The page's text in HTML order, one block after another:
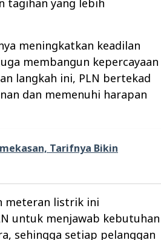
meningkatkan keadilan
membangun kepercayaan
langkah ini, PLN bertekad
dan memenuhi harapan
Tarifnya Bikin
meteran listrik ini
untuk menjawab kebutuhan
sehingga setiap pelanggan